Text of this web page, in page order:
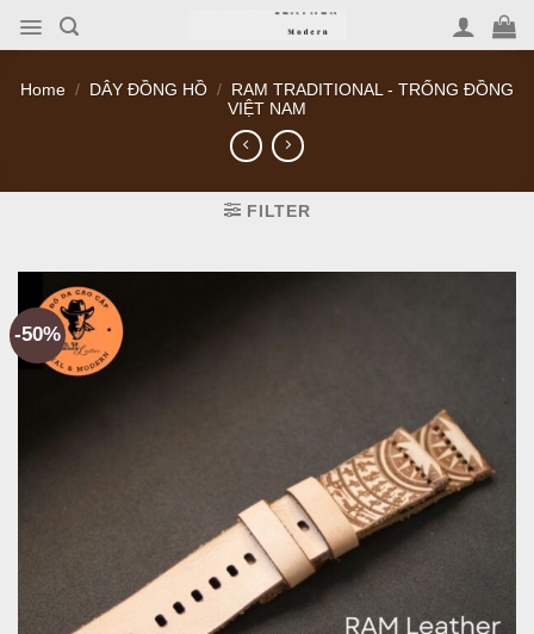
Home / DÂY ĐỒNG HỒ / RAM TRADITIONAL - TRỐNG ĐỒNG
VIỆT NAM
FILTER
-50%